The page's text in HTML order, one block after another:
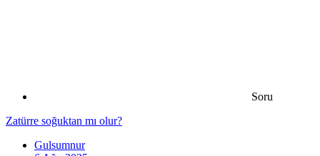
Soru
Zatürre soğuktan mı olur?
Gulsumnur